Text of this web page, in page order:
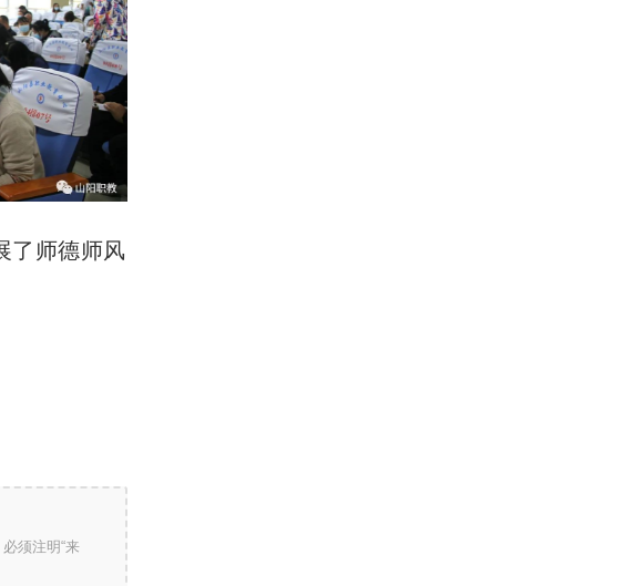
了师德师风
须注明“来